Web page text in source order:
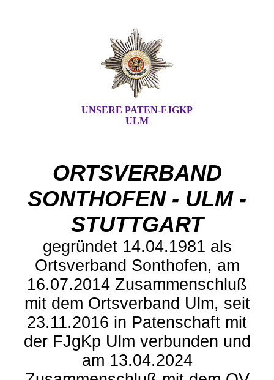
UNSERE PATEN-FJGKP
ULM
ORTSVERBAND
SONTHOFEN - ULM -
STUTTGART
gegründet 14.04.1981 als
Ortsverband Sonthofen, am
16.07.2014 Zusammenschluß
mit dem Ortsverband Ulm, seit
23.11.2016 in Patenschaft mit
der FJgKp Ulm verbunden und
am 13.04.2024